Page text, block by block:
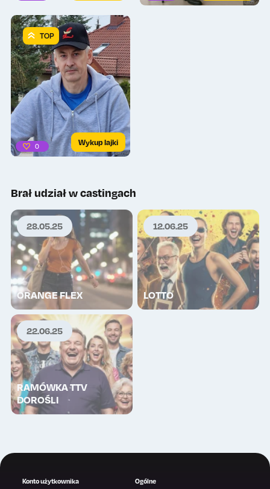
TOP
0 Wykup lajki
Brał udział w castingach
28.05.25
ORANGE FLEX
12.06.25
LOTTO
22.06.25
RAMÓWKA TTV
DOROŚLI
Konto użytkownika Ogólne